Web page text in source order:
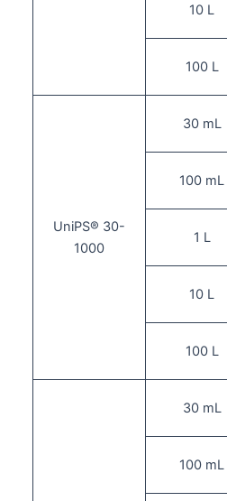
10 L
100 L
UniPS® 30-
1000
30 mL
100 mL
1 L
10 L
100 L
30 mL
100 mL